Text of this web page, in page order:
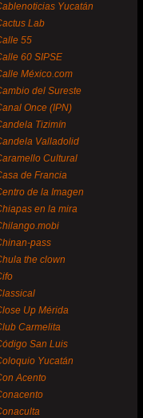
Yucatán
Lab
55
60 SIPSE
México.com
del Sureste
Once (IPN)
Tizimín
Valladolid
Cultural
de Francia
de la Imagen
en la mira
pass
the clown
Up Mérida
Carmelita
San Luis
Yucatán
Acento